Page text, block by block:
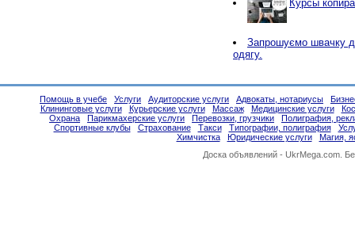
Курсы
Запрошуємо швачку
одягу.
Помощь в учебе Услуги Аудиторские услуги Адвокаты, нотариусы
Клининговые услуги
Курьерские услуги Массаж Медицинские услуги
Охрана
Парикмахерские услуги Перевозки, грузчики
Полиграфия,
Спортивные клубы
Страхование Такси Типографии, полиграфия
Химчистка
Юридические услуги
Магия,
Доска объявлений - UkrMega.com.